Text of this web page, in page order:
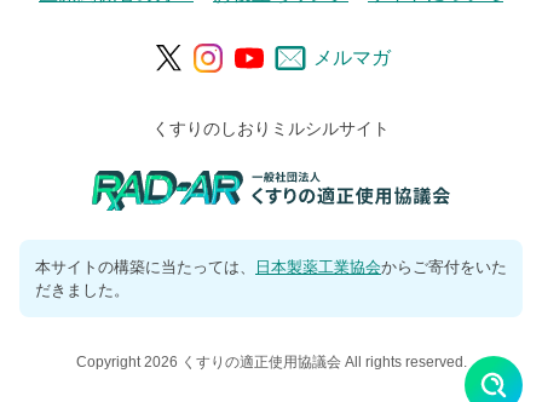
メルマガ
くすりのしおりミルシルサイト
本サイトの構築に当たっては、 日本製薬工業協会からご寄付をいた
だきました。
Copyright 2026 くすりの適正使用協議会 All rights reserved.